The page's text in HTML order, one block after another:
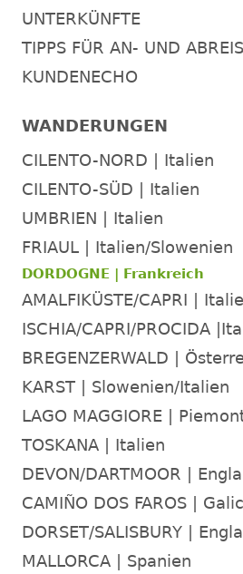
UNTERKÜNFTE
TIPPS FÜR AN- UND
KUNDENECHO
WANDERUNGEN
CILENTO-NORD | Italien
CILENTO-SÜD | Italien
UMBRIEN | Italien
FRIAUL | Italien/Slowenien
DORDOGNE | Frankreich
AMALFIKÜSTE/CAPRI |
ISCHIA/CAPRI/PROCIDA
BREGENZERWALD |
KARST | Slowenien/Italien
LAGO MAGGIORE |
TOSKANA | Italien
DEVON/DARTMOOR |
CAMIÑO DOS FAROS |
DORSET/SALISBURY |
MALLORCA | Spanien